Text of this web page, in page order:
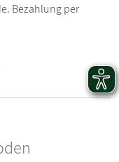
Bezahlung per